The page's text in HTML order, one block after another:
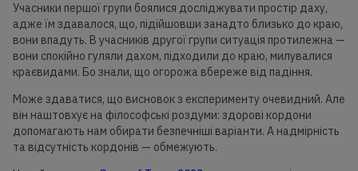
Учасники першої групи боялися досліджувати простір даху,
адже їм здавалося, що, підійшовши занадто близько до краю,
вони впадуть. В учасників другої групи ситуація протилежна —
вони спокійно гуляли дахом, підходили до краю, милувалися
краєвидами. Бо знали, що огорожа вбереже від падіння.
Може здаватися, що висновок з експерименту очевидний. Але
він наштовхує на філософські роздуми: здорові кордони
допомагають нам обирати безпечніші варіанти. А надмірність
та відсутність кордонів — обмежують.